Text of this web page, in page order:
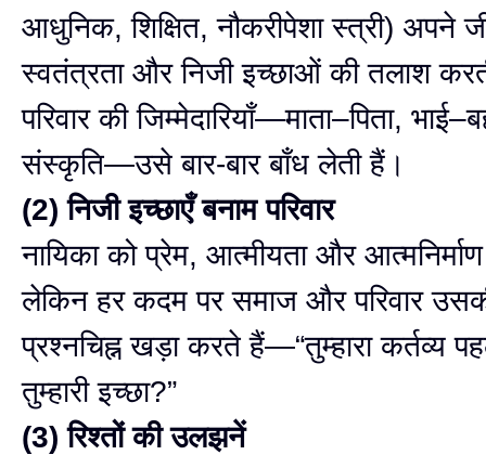
आधुनिक, शिक्षित, नौकरीपेशा स्त्री) अपने
स्वतंत्रता और निजी इच्छाओं की तलाश
परिवार की जिम्मेदारियाँ—माता–पिता,
संस्कृति—उसे बार-बार बाँध लेती हैं।
(2) निजी इच्छाएँ बनाम परिवार
नायिका को प्रेम, आत्मीयता और
लेकिन हर कदम पर समाज और परिवार
प्रश्नचिह्न खड़ा करते हैं—“तुम्हारा कर्तव्य
तुम्हारी इच्छा?”
(3) रिश्तों की उलझनें